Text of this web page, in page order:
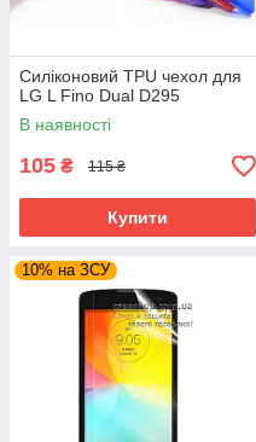
Силіконовий TPU чехол для
LG L Fino Dual D295
В наявності
105 ₴ 115 ₴
Купити
10% на ЗСУ